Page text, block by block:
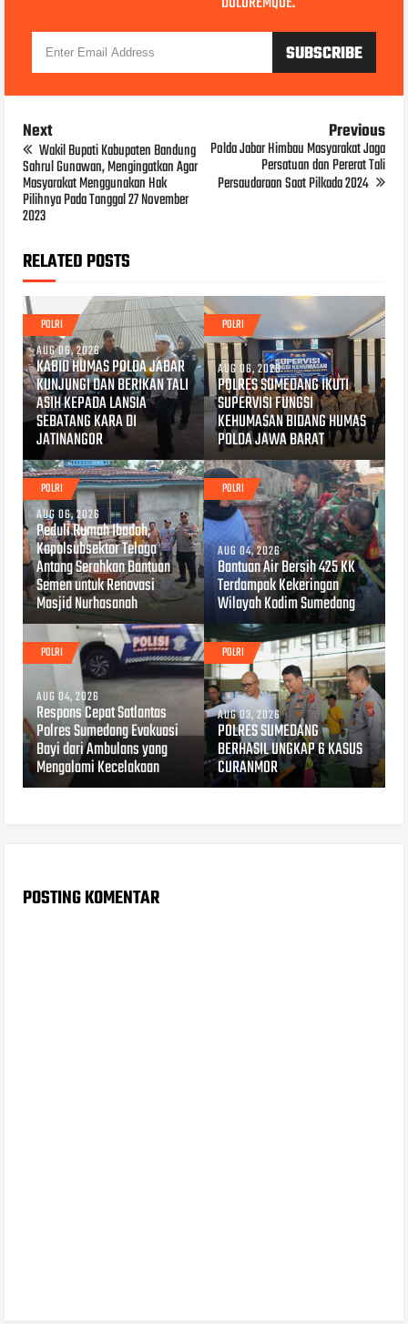
Next
Wakil Bupati Kabupaten Bandung
Sahrul Gunawan, Mengingatkan Agar
Masyarakat Menggunakan Hak
Pilihnya Pada Tanggal 27 November
2023
Previous
Polda Jabar Himbau Masyarakat Jaga
Persatuan dan Pererat Tali
Persaudaraan Saat Pilkada 2024
RELATED POSTS
POLRI
AUG 06, 2026
KABID HUMAS POLDA JABAR
KUNJUNGI DAN BERIKAN TALI
ASIH KEPADA LANSIA
SEBATANG KARA DI
JATINANGOR
POLRI
AUG 06, 2026
POLRES SUMEDANG IKUTI
SUPERVISI FUNGSI
KEHUMASAN BIDANG HUMAS
POLDA JAWA BARAT
POLRI
AUG 06, 2026
Peduli Rumah Ibadah,
Kapolsubsektor Telaga
Antang Serahkan Bantuan
Semen untuk Renovasi
Masjid Nurhasanah
POLRI
AUG 04, 2026
Bantuan Air Bersih 425 KK
Terdampak Kekeringan
Wilayah Kodim Sumedang
POLRI
AUG 04, 2026
Respons Cepat Satlantas
Polres Sumedang Evakuasi
Bayi dari Ambulans yang
Mengalami Kecelakaan
POLRI
AUG 03, 2026
POLRES SUMEDANG
BERHASIL UNGKAP 6 KASUS
CURANMOR
POSTING KOMENTAR